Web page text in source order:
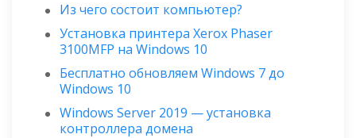
Из чего состоит компьютер?
Установка принтера Xerox Phaser
3100MFP на Windows 10
Бесплатно обновляем Windows 7 до
Windows 10
Windows Server 2019 — установка
контроллера домена